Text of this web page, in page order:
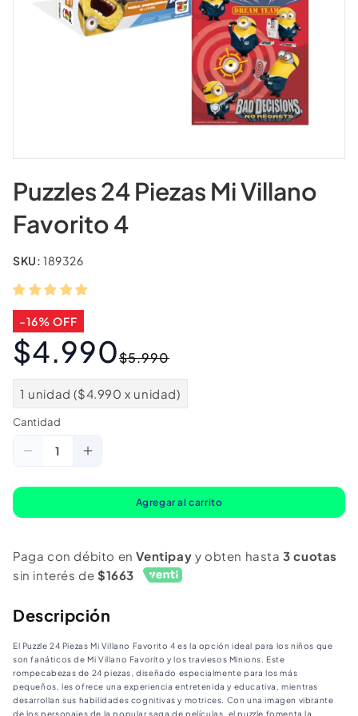
Puzzles 24 Piezas Mi Villano
Favorito 4
SKU: 189326
-16% OFF
$5.990
oferta
$4.990
1 unidad ($4.990 x unidad)
Cantidad
Cantidad
Reducir
Piezas
Villano
4
Aumentar
Piezas
Villano
4
Agregar al carrito
Paga con débito enVentipay y obten hasta3 cuotas
sin interés de $1663
Descripción
El Puzzle 24 Piezas Mi Villano Favorito 4 es la opción ideal para los niños que
son fanáticos de Mi Villano Favorito y los traviesos Minions. Este
rompecabezas de 24 piezas, diseñado especialmente para los más
pequeños, les ofrece una experiencia entretenida y educativa, mientras
desarrollan sus habilidades cognitivas y motrices. Con una imagen vibrante
de los personajes de la popular saga de películas, el puzzle fomenta la